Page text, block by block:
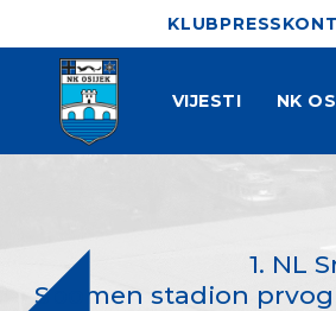
KLUBPRESS
VIJESTI NK
1. NL
Spomen stadion prvog